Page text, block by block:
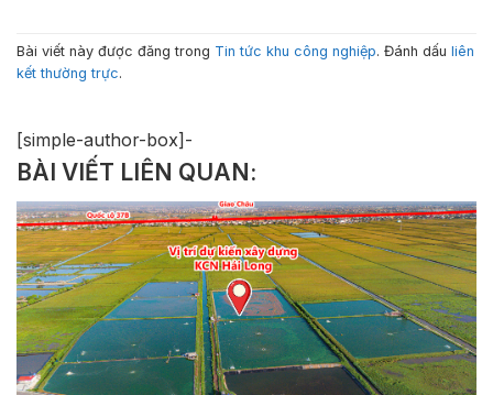
Bài viết này được đăng trong Tin tức khu công nghiệp. Đánh dấu liên
kết thường trực.
[simple-author-box]-
BÀI VIẾT LIÊN QUAN: